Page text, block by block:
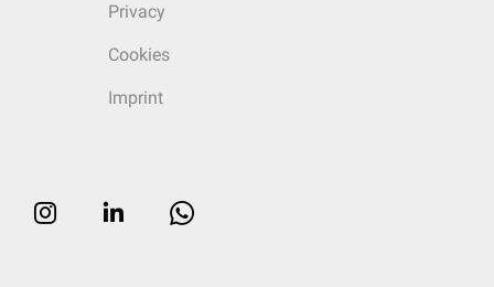
Privacy
Cookies
Imprint